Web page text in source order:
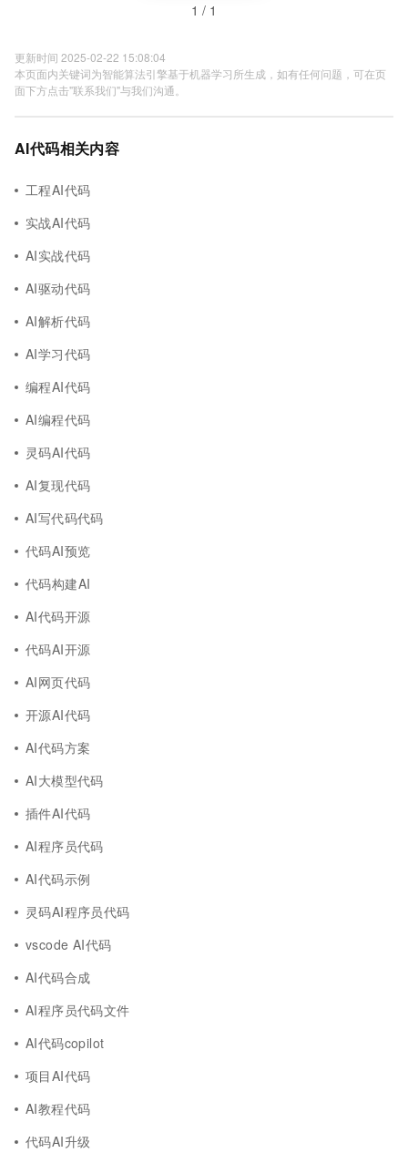
1 / 1
更新时间 2025-02-22 15:08:04
本页面内关键词为智能算法引擎基于机器学习所生成，如有任何问题，可在页
面下方点击"联系我们"与我们沟通。
AI代码相关内容
工程AI代码
实战AI代码
AI实战代码
AI驱动代码
AI解析代码
AI学习代码
编程AI代码
AI编程代码
灵码AI代码
AI复现代码
AI写代码代码
代码AI预览
代码构建AI
AI代码开源
代码AI开源
AI网页代码
开源AI代码
AI代码方案
AI大模型代码
插件AI代码
AI程序员代码
AI代码示例
灵码AI程序员代码
vscode AI代码
AI代码合成
AI程序员代码文件
AI代码copilot
项目AI代码
AI教程代码
代码AI升级